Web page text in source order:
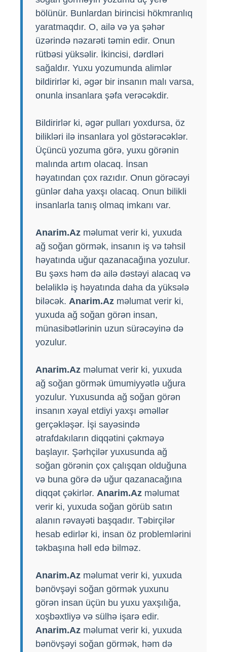
bölünür. Bunlardan birincisi hökmranlıq
yaratmaqdır. O, ailə və ya şəhər
üzərində nəzarəti təmin edir. Onun
rütbəsi yüksəlir. İkincisi, dərdləri
sağaldır. Yuxu yozumunda alimlər
bildirirlər ki, əgər bir insanın malı varsa,
onunla insanlara şəfa verəcəkdir.
Bildirirlər ki, əgər pulları yoxdursa, öz
bilikləri ilə insanlara yol göstərəcəklər.
Üçüncü yozuma görə, yuxu görənin
malında artım olacaq. İnsan
həyatından çox razıdır. Onun görəcəyi
günlər daha yaxşı olacaq. Onun bilikli
insanlarla tanış olmaq imkanı var.
Anarim.Az məlumat verir ki, yuxuda
ağ soğan görmək, insanın iş və təhsil
həyatında uğur qazanacağına yozulur.
Bu şəxs həm də ailə dəstəyi alacaq və
beləliklə iş həyatında daha da yüksələ
biləcək. Anarim.Az məlumat verir ki,
yuxuda ağ soğan görən insan,
münasibətlərinin uzun sürəcəyinə də
yozulur.
Anarim.Az məlumat verir ki, yuxuda
ağ soğan görmək ümumiyyətlə uğura
yozulur. Yuxusunda ağ soğan görən
insanın xəyal etdiyi yaxşı əməllər
gerçəkləşər. İşi sayəsində
ətrafdakıların diqqətini çəkməyə
başlayır. Şərhçilər yuxusunda ağ
soğan görənin çox çalışqan olduğuna
və buna görə də uğur qazanacağına
diqqət çəkirlər. Anarim.Az məlumat
verir ki, yuxuda soğan görüb satın
alanın rəvayəti başqadır. Təbirçilər
hesab edirlər ki, insan öz problemlərini
təkbaşına həll edə bilməz.
Anarim.Az məlumat verir ki, yuxuda
bənövşəyi soğan görmək yuxunu
görən insan üçün bu yuxu yaxşılığa,
xoşbəxtliyə və sülhə işarə edir.
Anarim.Az məlumat verir ki, yuxuda
bənövşəyi soğan görmək, həm də